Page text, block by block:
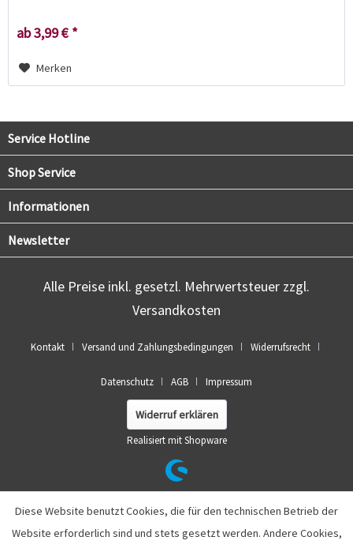
ab 3,99 € *
Merken
Service Hotline
Shop Service
Informationen
Newsletter
Alle Preise inkl. gesetzl. Mehrwertsteuer zzgl.
Versandkosten
Kontakt Versand und Zahlungsbedingungen Widerrufsrecht
Datenschutz AGB Impressum
Widerruf erklären
Realisiert mit Shopware
Diese Website benutzt Cookies, die für den technischen Betrieb der
Website erforderlich sind und stets gesetzt werden. Andere Cookies,